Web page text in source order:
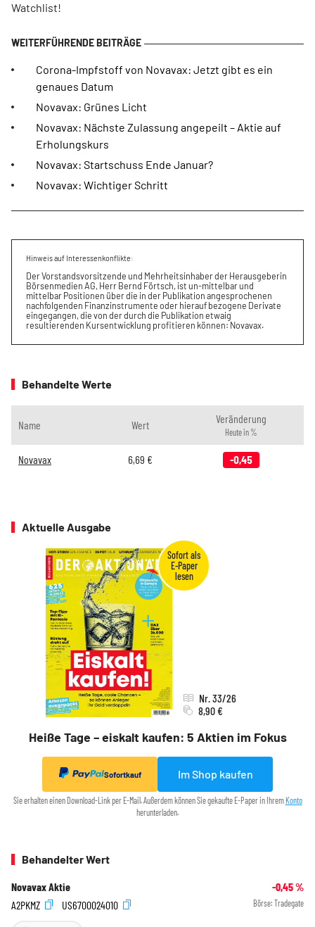
Watchlist!
Corona-Impfstoff von Novavax: Jetzt gibt es ein
genaues Datum
Novavax: Grünes Licht
Novavax: Nächste Zulassung angepeilt – Aktie auf
Erholungskurs
Novavax: Startschuss Ende Januar?
Novavax: Wichtiger Schritt
Hinweis auf Interessenkonflikte:
Der Vorstandsvorsitzende und Mehrheitsinhaber der Herausgeberin
Börsenmedien AG, Herr Bernd Förtsch, ist un-mittelbar und
mittelbar Positionen über die in der Publikation angesprochenen
nachfolgenden Finanzinstrumente oder hierauf bezogene Derivate
eingegangen, die von der durch die Publikation etwaig
resultierenden Kursentwicklung profitieren können: Novavax.
Behandelte Werte
Name Wert Veränderung
Heute in %
Novavax 6,69 € -0,45
Aktuelle Ausgabe
Heiße Tage – eiskalt kaufen: 5 Aktien im Fokus
Nr. 33/26
8,90 €
Sofortkauf Im Shop kaufen
Sie erhalten einen Download-Link per E-Mail. Außerdem können Sie gekaufte E-Paper in Ihrem Konto
herunterladen.
Behandelter Wert
Novavax Aktie -0,45%
A2PKMZ
US6700024010 Börse: Tradegate